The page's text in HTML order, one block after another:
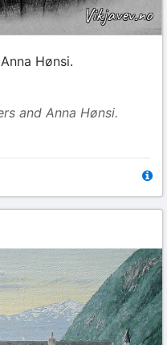
Hønsi.
and Anna Hønsi.